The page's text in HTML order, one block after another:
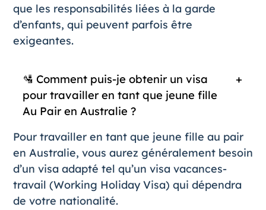
que les responsabilités liées à la garde
d’enfants, qui peuvent parfois être
exigeantes.
🛂 Comment puis-je obtenir un visa
pour travailler en tant que jeune fille
Au Pair en Australie ?
Pour travailler en tant que jeune fille au pair
en Australie, vous aurez généralement besoin
d’un visa adapté tel qu’un visa vacances-
travail (Working Holiday Visa) qui dépendra
de votre nationalité.